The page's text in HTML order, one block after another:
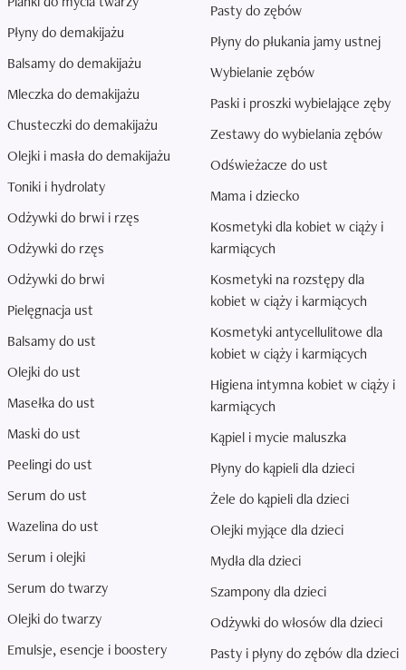
Płyny do demakijażu
Balsamy do demakijażu
Mleczka do demakijażu
Chusteczki do demakijażu
Olejki i masła do demakijażu
Toniki i hydrolaty
Odżywki do brwi i rzęs
Odżywki do rzęs
Odżywki do brwi
Pielęgnacja ust
Balsamy do ust
Olejki do ust
Masełka do ust
Maski do ust
Peelingi do ust
Serum do ust
Wazelina do ust
Serum i olejki
Serum do twarzy
Olejki do twarzy
Emulsje, esencje i boostery
Pasty do zębów
Płyny do płukania jamy ustnej
Wybielanie zębów
Paski i proszki wybielające zęby
Zestawy do wybielania zębów
Odświeżacze do ust
Mama i dziecko
Kosmetyki dla kobiet w ciąży i
karmiących
Kosmetyki na rozstępy dla
kobiet w ciąży i karmiących
Kosmetyki antycellulitowe dla
kobiet w ciąży i karmiących
Higiena intymna kobiet w ciąży i
karmiących
Kąpiel i mycie maluszka
Płyny do kąpieli dla dzieci
Żele do kąpieli dla dzieci
Olejki myjące dla dzieci
Mydła dla dzieci
Szampony dla dzieci
Odżywki do włosów dla dzieci
Pasty i płyny do zębów dla dzieci